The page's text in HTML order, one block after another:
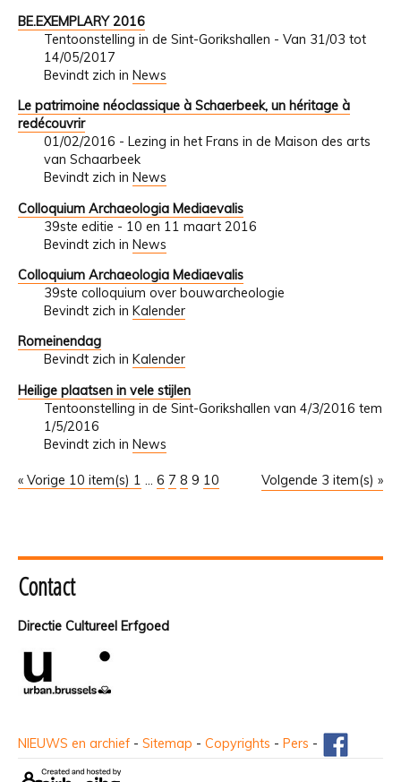
BE.EXEMPLARY 2016
Tentoonstelling in de Sint-Gorikshallen - Van 31/03 tot
14/05/2017
Bevindt zich in News
Le patrimoine néoclassique à Schaerbeek, un héritage à
redécouvrir
01/02/2016 - Lezing in het Frans in de Maison des arts
van Schaarbeek
Bevindt zich in News
Colloquium Archaeologia Mediaevalis
39ste editie - 10 en 11 maart 2016
Bevindt zich in News
Colloquium Archaeologia Mediaevalis
39ste colloquium over bouwarcheologie
Bevindt zich in Kalender
Romeinendag
Bevindt zich in Kalender
Heilige plaatsen in vele stijlen
Tentoonstelling in de Sint-Gorikshallen van 4/3/2016 tem
1/5/2016
Bevindt zich in News
« Vorige 10 item(s) Volgende 3 item(s) »
1 ... 6 7 8 9 10
Contact
Directie Cultureel Erfgoed
NIEUWS en archief - Sitemap - Copyrights - Pers -